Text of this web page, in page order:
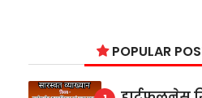
POPULAR